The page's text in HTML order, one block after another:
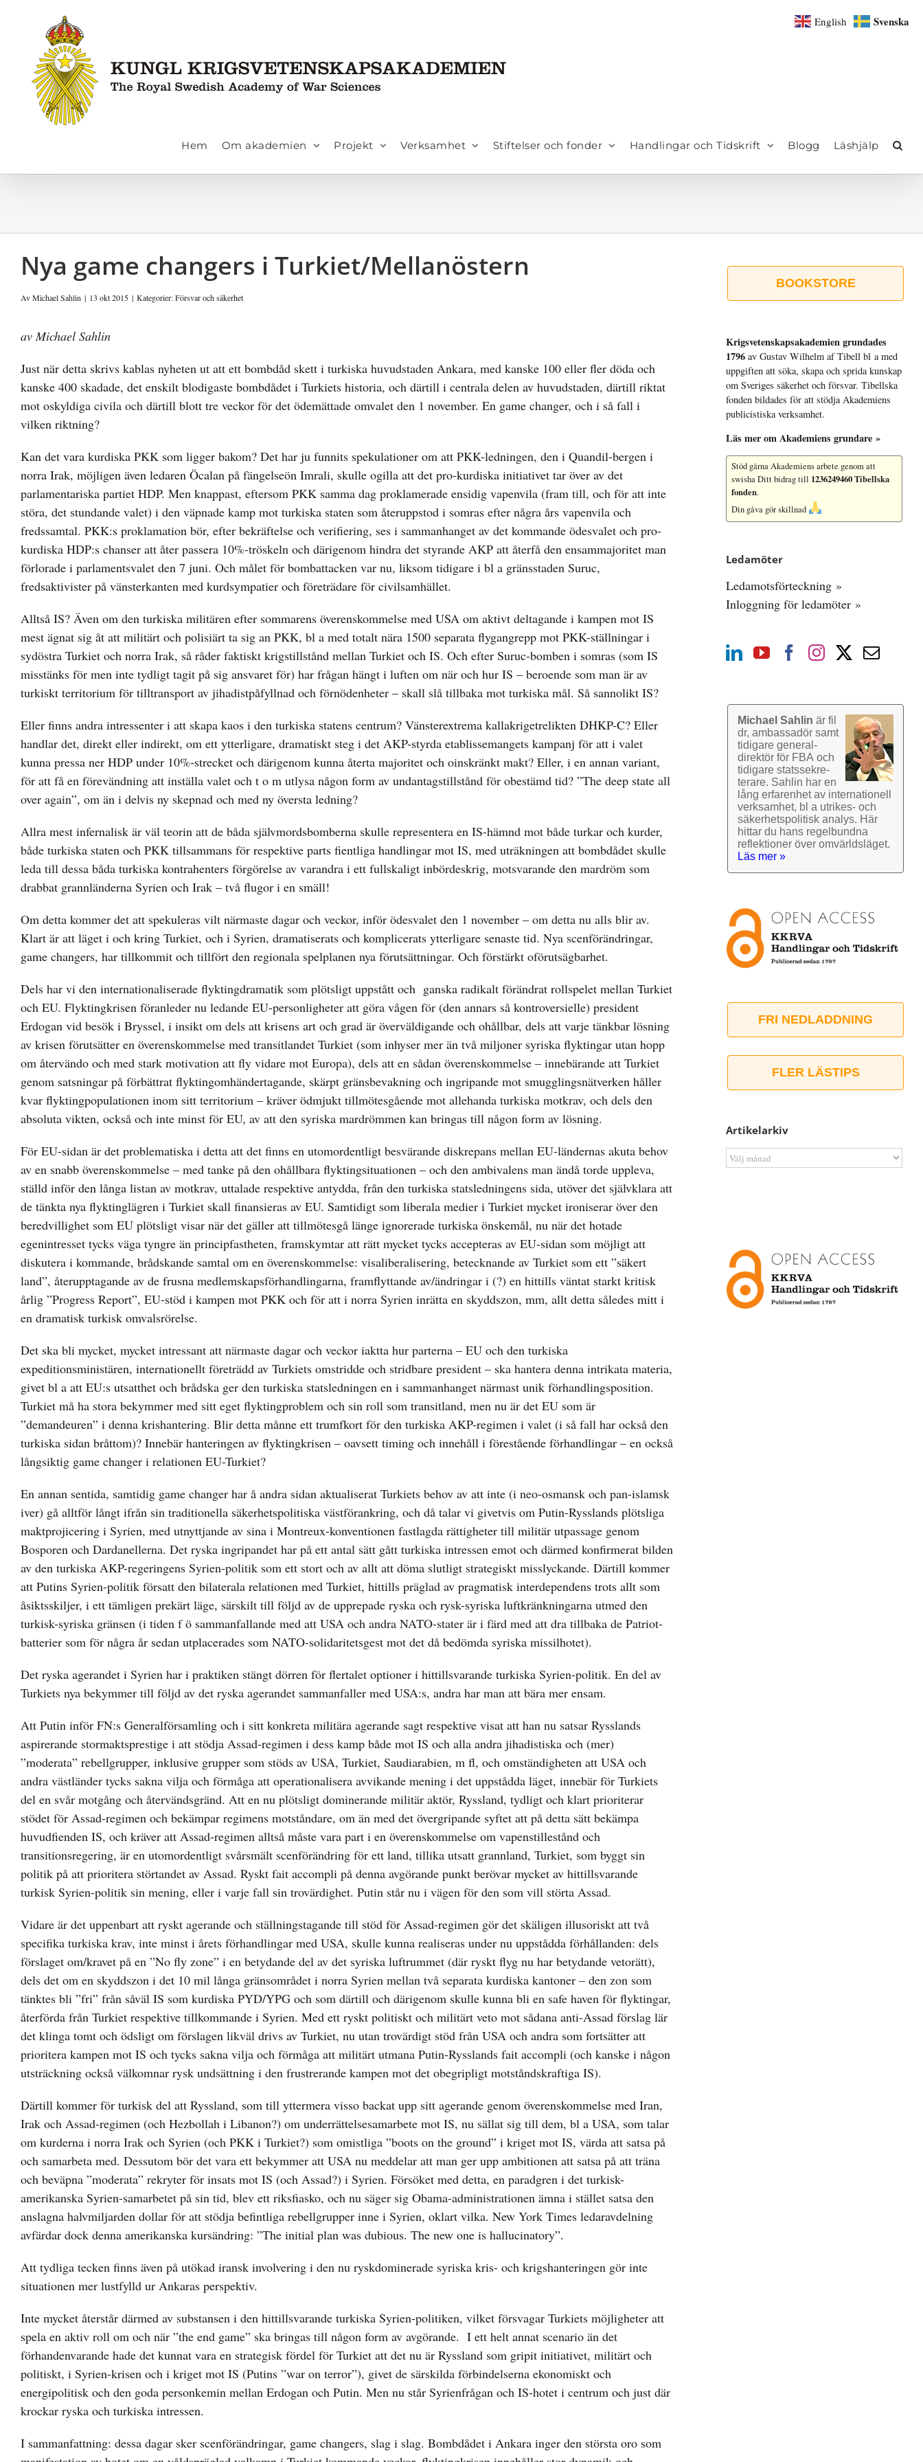
innehållet
Hem Om akademien Projekt Verksamhet Stiftelser och fonder Handlingar och Tidskrift Blogg Läshjälp
Nya game changers i Turkiet/Mellanöstern
AvMichael Sahlin | 13 okt 2015 | Kategorier:Försvar och säkerhet
av Michael Sahlin
Just när detta skrivs kablas nyheten ut att ett bombdåd skett i turkiska huvudstaden Ankara, med kanske 100 eller fler döda och
kanske 400 skadade, det enskilt blodigaste bombdådet i Turkiets historia, och därtill i centrala delen av huvudstaden, därtill riktat
mot oskyldiga civila och därtill blott tre veckor för det ödemättade omvalet den 1 november. En game changer, och i så fall i
vilken riktning?
Kan det vara kurdiska PKK som ligger bakom? Det har ju funnits spekulationer om att PKK-ledningen, den i Quandil-bergen i
norra Irak, möjligen även ledaren Öcalan på fängelseön Imrali, skulle ogilla att det pro-kurdiska initiativet tar över av det
parlamentariska partiet HDP. Men knappast, eftersom PKK samma dag proklamerade ensidig vapenvila (fram till, och för att inte
störa, det stundande valet) i den väpnade kamp mot turkiska staten som återuppstod i somras efter några års vapenvila och
fredssamtal. PKK:s proklamation bör, efter bekräftelse och verifiering, ses i sammanhanget av det kommande ödesvalet och pro-
kurdiska HDP:s chanser att åter passera 10%-tröskeln och därigenom hindra det styrande AKP att återfå den ensammajoritet man
förlorade i parlamentsvalet den 7 juni. Och målet för bombattacken var nu, liksom tidigare i bl a gränsstaden Suruc,
fredsaktivister på vänsterkanten med kurdsympatier och företrädare för civilsamhället.
Alltså IS? Även om den turkiska militären efter sommarens överenskommelse med USA om aktivt deltagande i kampen mot IS
mest ägnat sig åt att militärt och polisiärt ta sig an PKK, bl a med totalt nära 1500 separata flygangrepp mot PKK-ställningar i
sydöstra Turkiet och norra Irak, så råder faktiskt krigstillstånd mellan Turkiet och IS. Och efter Suruc-bomben i somras (som IS
misstänks för men inte tydligt tagit på sig ansvaret för) har frågan hängt i luften om när och hur IS – beroende som man är av
turkiskt territorium för tilltransport av jihadistpåfyllnad och förnödenheter – skall slå tillbaka mot turkiska mål. Så sannolikt IS?
Eller finns andra intressenter i att skapa kaos i den turkiska statens centrum? Vänsterextrema kallakrigetrelikten DHKP-C? Eller
handlar det, direkt eller indirekt, om ett ytterligare, dramatiskt steg i det AKP-styrda etablissemangets kampanj för att i valet
kunna pressa ner HDP under 10%-strecket och därigenom kunna återta majoritet och oinskränkt makt? Eller, i en annan variant,
för att få en förevändning att inställa valet och t o m utlysa någon form av undantagstillstånd för obestämd tid? ”The deep state all
over again”, om än i delvis ny skepnad och med ny översta ledning?
Allra mest infernalisk är väl teorin att de båda självmordsbomberna skulle representera en IS-hämnd mot både turkar och kurder,
både turkiska staten och PKK tillsammans för respektive parts fientliga handlingar mot IS, med uträkningen att bombdådet skulle
leda till dessa båda turkiska kontrahenters förgörelse av varandra i ett fullskaligt inbördeskrig, motsvarande den mardröm som
drabbat grannländerna Syrien och Irak – två flugor i en smäll!
Om detta kommer det att spekuleras vilt närmaste dagar och veckor, inför ödesvalet den 1 november – om detta nu alls blir av.
Klart är att läget i och kring Turkiet, och i Syrien, dramatiserats och komplicerats ytterligare senaste tid. Nya scenförändringar,
game changers, har tillkommit och tillfört den regionala spelplanen nya förutsättningar. Och förstärkt oförutsägbarhet.
Dels har vi den internationaliserade flyktingdramatik som plötsligt uppstått och ganska radikalt förändrat rollspelet mellan Turkiet
och EU. Flyktingkrisen föranleder nu ledande EU-personligheter att göra vågen för (den annars så kontroversielle) president
Erdogan vid besök i Bryssel, i insikt om dels att krisens art och grad är överväldigande och ohållbar, dels att varje tänkbar lösning
av krisen förutsätter en överenskommelse med transitlandet Turkiet (som inhyser mer än två miljoner syriska flyktingar utan hopp
om återvändo och med stark motivation att fly vidare mot Europa), dels att en sådan överenskommelse – innebärande att Turkiet
genom satsningar på förbättrat flyktingomhändertagande, skärpt gränsbevakning och ingripande mot smugglingsnätverken håller
kvar flyktingpopulationen inom sitt territorium – kräver ödmjukt tillmötesgående mot allehanda turkiska motkrav, och dels den
absoluta vikten, också och inte minst för EU, av att den syriska mardrömmen kan bringas till någon form av lösning.
För EU-sidan är det problematiska i detta att det finns en utomordentligt besvärande diskrepans mellan EU-ländernas akuta behov
av en snabb överenskommelse – med tanke på den ohållbara flyktingsituationen – och den ambivalens man ändå torde uppleva,
ställd inför den långa listan av motkrav, uttalade respektive antydda, från den turkiska statsledningens sida, utöver det självklara att
de tänkta nya flyktinglägren i Turkiet skall finansieras av EU. Samtidigt som liberala medier i Turkiet mycket ironiserar över den
beredvillighet som EU plötsligt visar när det gäller att tillmötesgå länge ignorerade turkiska önskemål, nu när det hotade
egenintresset tycks väga tyngre än principfastheten, framskymtar att rätt mycket tycks accepteras av EU-sidan som möjligt att
diskutera i kommande, brådskande samtal om en överenskommelse: visaliberalisering, betecknande av Turkiet som ett ”säkert
land”, återupptagande av de frusna medlemskapsförhandlingarna, framflyttande av/ändringar i (?) en hittills väntat starkt kritisk
årlig ”Progress Report”, EU-stöd i kampen mot PKK och för att i norra Syrien inrätta en skyddszon, mm, allt detta således mitt i
en dramatisk turkisk omvalsrörelse.
Det ska bli mycket, mycket intressant att närmaste dagar och veckor iaktta hur parterna – EU och den turkiska
expeditionsministären, internationellt företrädd av Turkiets omstridde och stridbare president – ska hantera denna intrikata materia,
givet bl a att EU:s utsatthet och brådska ger den turkiska statsledningen en i sammanhanget närmast unik förhandlingsposition.
Turkiet må ha stora bekymmer med sitt eget flyktingproblem och sin roll som transitland, men nu är det EU som är
”demandeuren” i denna krishantering. Blir detta månne ett trumfkort för den turkiska AKP-regimen i valet (i så fall har också den
turkiska sidan bråttom)? Innebär hanteringen av flyktingkrisen – oavsett timing och innehåll i förestående förhandlingar – en också
långsiktig game changer i relationen EU-Turkiet?
En annan sentida, samtidig game changer har å andra sidan aktualiserat Turkiets behov av att inte (i neo-osmansk och pan-islamsk
iver) gå alltför långt ifrån sin traditionella säkerhetspolitiska västförankring, och då talar vi givetvis om Putin-Rysslands plötsliga
maktprojicering i Syrien, med utnyttjande av sina i Montreux-konventionen fastlagda rättigheter till militär utpassage genom
Bosporen och Dardanellerna. Det ryska ingripandet har på ett antal sätt gått turkiska intressen emot och därmed konfirmerat bilden
av den turkiska AKP-regeringens Syrien-politik som ett stort och av allt att döma slutligt strategiskt misslyckande. Därtill kommer
att Putins Syrien-politik försatt den bilaterala relationen med Turkiet, hittills präglad av pragmatisk interdependens trots allt som
åsiktsskiljer, i ett tämligen prekärt läge, särskilt till följd av de upprepade ryska och rysk-syriska luftkränkningarna utmed den
turkisk-syriska gränsen (i tiden f ö sammanfallande med att USA och andra NATO-stater är i färd med att dra tillbaka de Patriot-
batterier som för några år sedan utplacerades som NATO-solidaritetsgest mot det då bedömda syriska missilhotet).
Det ryska agerandet i Syrien har i praktiken stängt dörren för flertalet optioner i hittillsvarande turkiska Syrien-politik. En del av
Turkiets nya bekymmer till följd av det ryska agerandet sammanfaller med USA:s, andra har man att bära mer ensam.
Att Putin inför FN:s Generalförsamling och i sitt konkreta militära agerande sagt respektive visat att han nu satsar Rysslands
aspirerande stormaktsprestige i att stödja Assad-regimen i dess kamp både mot IS och alla andra jihadistiska och (mer)
”moderata” rebellgrupper, inklusive grupper som stöds av USA, Turkiet, Saudiarabien, m fl, och omständigheten att USA och
andra västländer tycks sakna vilja och förmåga att operationalisera avvikande mening i det uppstådda läget, innebär för Turkiets
del en svår motgång och återvändsgränd. Att en nu plötsligt dominerande militär aktör, Ryssland, tydligt och klart prioriterar
stödet för Assad-regimen och bekämpar regimens motståndare, om än med det övergripande syftet att på detta sätt bekämpa
huvudfienden IS, och kräver att Assad-regimen alltså måste vara part i en överenskommelse om vapenstillestånd och
transitionsregering, är en utomordentligt svårsmält scenförändring för ett land, tillika utsatt grannland, Turkiet, som byggt sin
politik på att prioritera störtandet av Assad. Ryskt fait accompli på denna avgörande punkt berövar mycket av hittillsvarande
turkisk Syrien-politik sin mening, eller i varje fall sin trovärdighet. Putin står nu i vägen för den som vill störta Assad.
Vidare är det uppenbart att ryskt agerande och ställningstagande till stöd för Assad-regimen gör det skäligen illusoriskt att två
specifika turkiska krav, inte minst i årets förhandlingar med USA, skulle kunna realiseras under nu uppstådda förhållanden: dels
förslaget om/kravet på en ”No fly zone” i en betydande del av det syriska luftrummet (där ryskt flyg nu har betydande vetorätt),
dels det om en skyddszon i det 10 mil långa gränsområdet i norra Syrien mellan två separata kurdiska kantoner – den zon som
tänktes bli ”fri” från såväl IS som kurdiska PYD/YPG och som därtill och därigenom skulle kunna bli en safe haven för flyktingar,
återförda från Turkiet respektive tillkommande i Syrien. Med ett ryskt politiskt och militärt veto mot sådana anti-Assad förslag lär
det klinga tomt och ödsligt om förslagen likväl drivs av Turkiet, nu utan trovärdigt stöd från USA och andra som fortsätter att
prioritera kampen mot IS och tycks sakna vilja och förmåga att militärt utmana Putin-Rysslands fait accompli (och kanske i någon
utsträckning också välkomnar rysk undsättning i den frustrerande kampen mot det obegripligt motståndskraftiga IS).
Därtill kommer för turkisk del att Ryssland, som till yttermera visso backat upp sitt agerande genom överenskommelse med Iran,
Irak och Assad-regimen (och Hezbollah i Libanon?) om underrättelsesamarbete mot IS, nu sällat sig till dem, bl a USA, som talar
om kurderna i norra Irak och Syrien (och PKK i Turkiet?) som omistliga ”boots on the ground” i kriget mot IS, värda att satsa på
och samarbeta med. Dessutom bör det vara ett bekymmer att USA nu meddelar att man ger upp ambitionen att satsa på att träna
och beväpna ”moderata” rekryter för insats mot IS (och Assad?) i Syrien. Försöket med detta, en paradgren i det turkisk-
amerikanska Syrien-samarbetet på sin tid, blev ett riksfiasko, och nu säger sig Obama-administrationen ämna i stället satsa den
anslagna halvmiljarden dollar för att stödja befintliga rebellgrupper inne i Syrien, oklart vilka. New York Times ledaravdelning
avfärdar dock denna amerikanska kursändring: ”The initial plan was dubious. The new one is hallucinatory”.
Att tydliga tecken finns även på utökad iransk involvering i den nu ryskdominerade syriska kris- och krigshanteringen gör inte
situationen mer lustfylld ur Ankaras perspektiv.
Inte mycket återstår därmed av substansen i den hittillsvarande turkiska Syrien-politiken, vilket försvagar Turkiets möjligheter att
spela en aktiv roll om och när ”the end game” ska bringas till någon form av avgörande. I ett helt annat scenario än det
förhandenvarande hade det kunnat vara en strategisk fördel för Turkiet att det nu är Ryssland som gripit initiativet, militärt och
politiskt, i Syrien-krisen och i kriget mot IS (Putins ”war on terror”), givet de särskilda förbindelserna ekonomiskt och
energipolitisk och den goda personkemin mellan Erdogan och Putin. Men nu står Syrienfrågan och IS-hotet i centrum och just där
krockar ryska och turkiska intressen.
I sammanfattning: dessa dagar sker scenförändringar, game changers, slag i slag. Bombdådet i Ankara inger den största oro som
BOOKSTORE
Krigsvetenskap­sakademien grundades
1796 av Gustav Wilhelm af Tibell bl a med
uppgiften att söka, skapa och sprida kunskap
om Sveriges säkerhet och försvar. Tibellska
fonden bildades för att stödja Akademiens
publicistiska verksamhet.
Läs mer om Akademiens grundare »
Stöd gärna Akademiens arbete genom att
swisha Ditt bidrag till 1236249460 Tibellska
fonden.
Din gåva gör skillnad
Ledamöter
Ledamotsförteckning »
Inloggning för ledamöter »
Michael Sahlin är fil
dr, ambassadör samt
tidigare general­
direktör för FBA och
tidigare stats­sekre­
terare. Sahlin har en
lång erfarenhet av inter­nationell
verk­samhet, bl a utrikes- och
säkerhets­politisk analys. Här
hittar du hans regel­bundna
reflek­tioner över omvärlds­läget.
Läs mer »
FRI NEDLADDNING
FLER LÄSTIPS
Artikelarkiv
Artikelarkiv
English Svenska